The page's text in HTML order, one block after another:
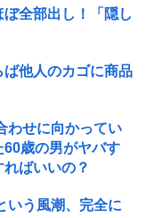
ぼ全部出し！「隠し
他人のカゴに商品
わせに向かってい
歳の男がヤバす
ばいいの？
いう風潮、完全に